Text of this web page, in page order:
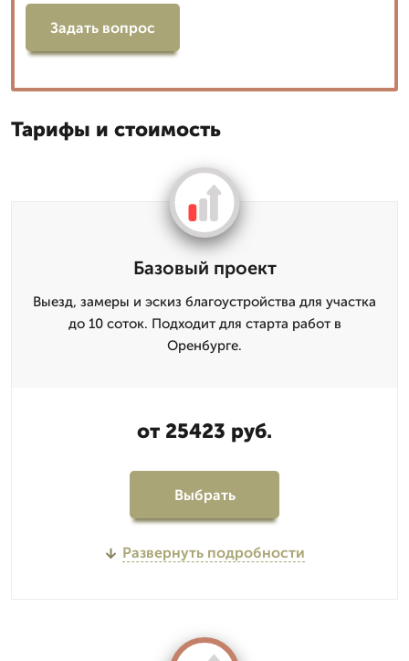
Задать вопрос
Тарифы и стоимость
Базовый проект
Выезд, замеры и эскиз благоустройства для участка
до 10 соток. Подходит для старта работ в
Оренбурге.
от 25423 руб.
Выбрать
Развернуть подробности